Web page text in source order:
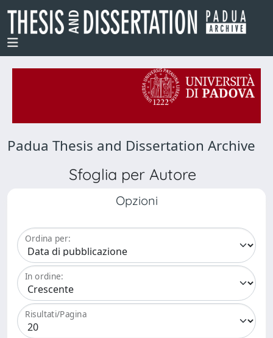
Padua Thesis and Dissertation Archive
Sfoglia per Autore
Opzioni
Ordina per:
In ordine:
Risultati/Pagina